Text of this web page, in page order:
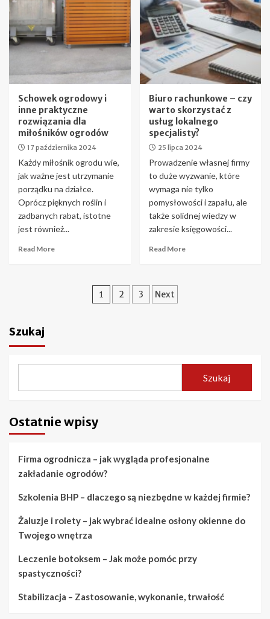
Schowek ogrodowy i
inne praktyczne
rozwiązania dla
miłośników ogrodów
17 października 2024
Każdy miłośnik ogrodu wie,
jak ważne jest utrzymanie
porządku na działce.
Oprócz pięknych roślin i
zadbanych rabat, istotne
jest również...
Read More
Biuro rachunkowe – czy
warto skorzystać z
usług lokalnego
specjalisty?
25 lipca 2024
Prowadzenie własnej firmy
to duże wyzwanie, które
wymaga nie tylko
pomysłowości i zapału, ale
także solidnej wiedzy w
zakresie księgowości...
Read More
Stronicowanie
1 2 3 Next
Szukaj
Szukaj
Ostatnie wpisy
Firma ogrodnicza – jak wygląda profesjonalne
zakładanie ogrodów?
Szkolenia BHP – dlaczego są niezbędne w każdej firmie?
Żaluzje i rolety – jak wybrać idealne osłony okienne do
Twojego wnętrza
Leczenie botoksem – Jak może pomóc przy
spastyczności?
Stabilizacja – Zastosowanie, wykonanie, trwałość